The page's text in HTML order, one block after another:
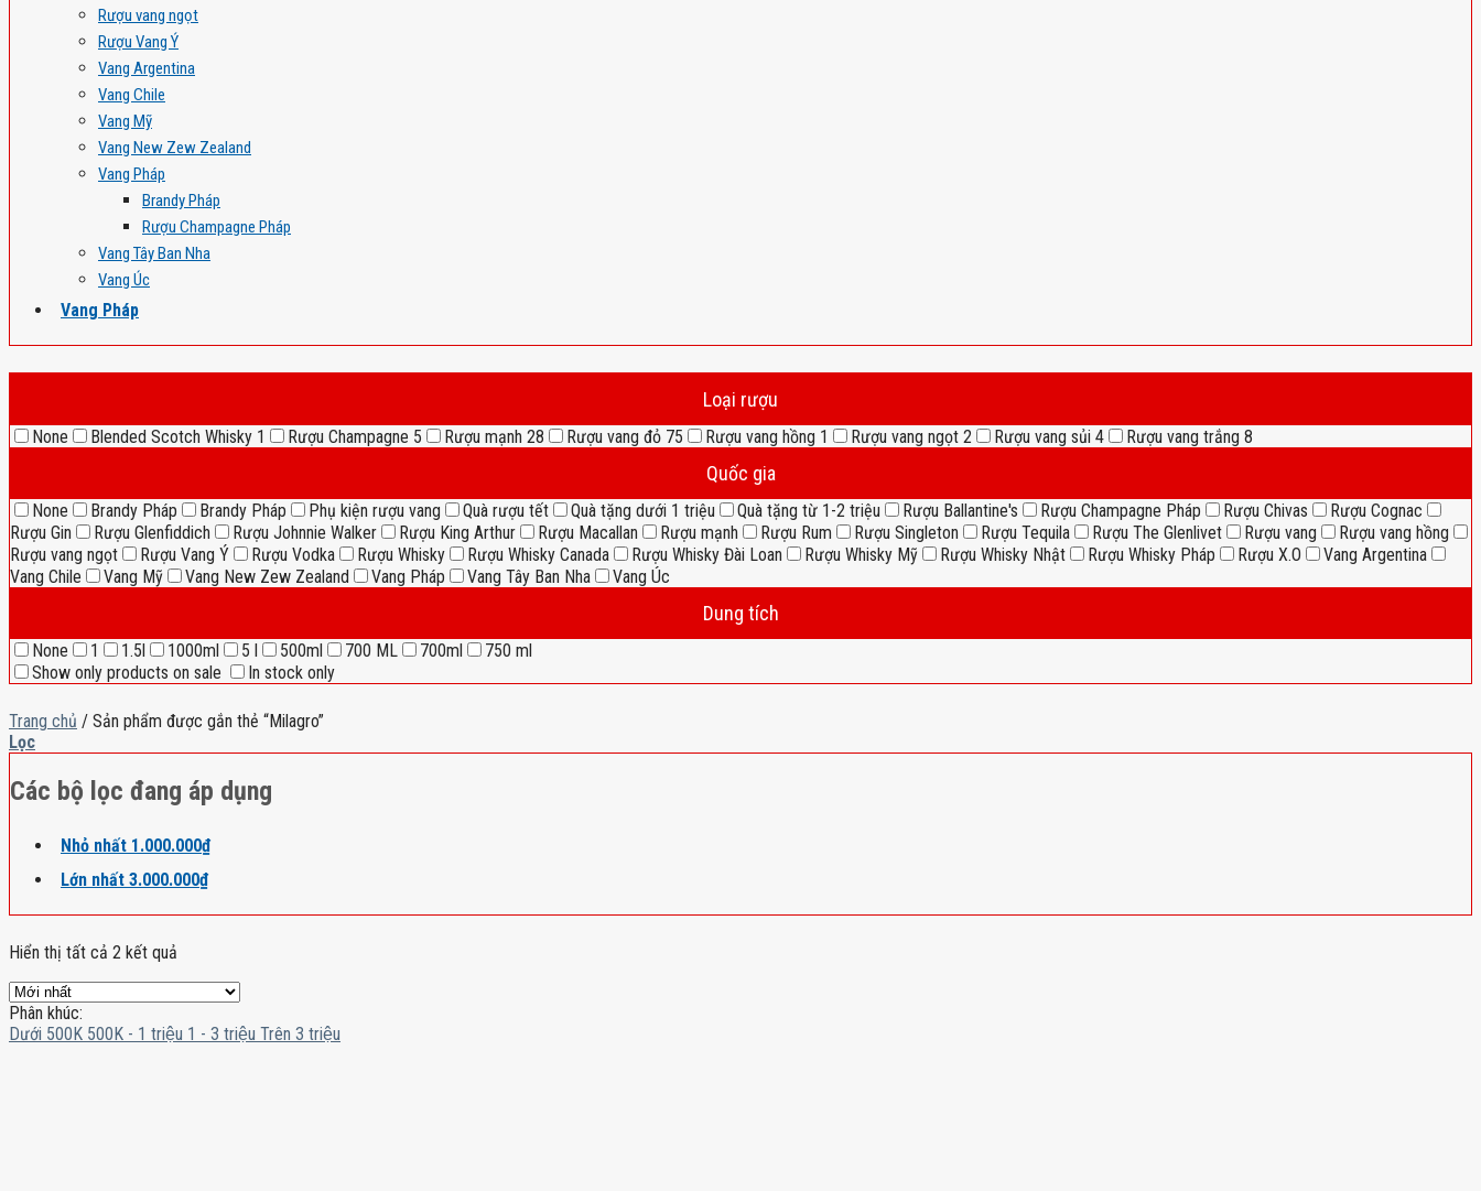
Rượu vang ngọt
Rượu Vang Ý
Vang Argentina
Vang Chile
Vang Mỹ
Vang New Zew Zealand
Vang Pháp
Brandy Pháp
Rượu Champagne Pháp
Vang Tây Ban Nha
Vang Úc
Vang Pháp
Loại rượu
None Blended Scotch Whisky 1 Rượu Champagne 5 Rượu mạnh 28 Rượu vang đỏ 75 Rượu vang hồng 1 Rượu vang ngọt 2 Rượu vang sủi 4 Rượu vang trắng 8
Quốc gia
None Brandy Pháp Brandy Pháp Phụ kiện rượu vang Quà rượu tết Quà tặng dưới 1 triệu Quà tặng từ 1-2 triệu Rượu Ballantine's Rượu Champagne Pháp Rượu Chivas
Rượu Cognac
Rượu Gin
Rượu Glenfiddich Rượu Johnnie Walker Rượu King Arthur Rượu Macallan Rượu mạnh Rượu Rum Rượu Singleton Rượu Tequila Rượu The Glenlivet Rượu vang
Rượu vang hồng
Rượu vang ngọt
Rượu Vang Ý Rượu Vodka Rượu Whisky Rượu Whisky Canada Rượu Whisky Đài Loan Rượu Whisky Mỹ Rượu Whisky Nhật Rượu Whisky Pháp Rượu X.O
Vang Argentina
Vang Chile
Vang Mỹ Vang New Zew Zealand Vang Pháp Vang Tây Ban Nha Vang Úc
Dung tích
None 1 1.5l 1000ml 5 l 500ml 700 ML 700ml
750 ml
Show only products on sale
In stock only
Trang chủ / Sản phẩm được gắn thẻ “Milagro”
Lọc
Các bộ lọc đang áp dụng
Nhỏ nhất 1.000.000₫
Lớn nhất 3.000.000₫
Hiển thị tất cả 2 kết quả
Phân khúc:
Dưới 500K 500K - 1 triệu 1 - 3 triệu Trên 3 triệu